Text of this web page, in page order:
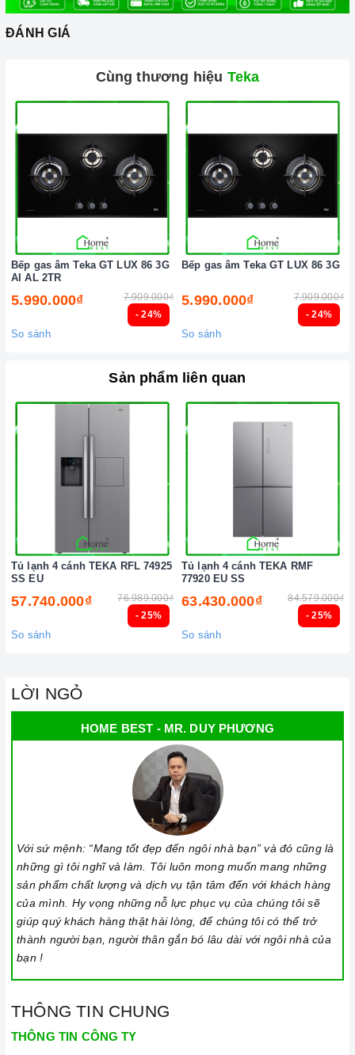
công việc lại còn chăm sóc cho bữa ăn của gia đình
Ảnh minh họa
ĐÁNH GIÁ
Cùng thương hiệu Teka
- 24%
Bếp gas âm Teka GT LUX 86 3G
AI AL 2TR
5.990.000₫ 7.909.000₫
So sánh
- 24%
Bếp gas âm Teka GT LUX 86 3G
5.990.000₫ 7.909.000₫
So sánh
Sản phẩm liên quan
- 25%
Tủ lạnh 4 cánh TEKA RFL 74925
SS EU
57.740.000₫ 76.989.000₫
So sánh
- 25%
Tủ lạnh 4 cánh TEKA RMF
77920 EU SS
63.430.000₫ 84.579.000₫
So sánh
LỜI NGỎ
HOME BEST - MR. DUY PHƯƠNG
Với sứ mệnh: “Mang tốt đẹp đến ngôi nhà bạn” và đó cũng là
những gì tôi nghĩ và làm. Tôi luôn mong muốn mang những
sản phẩm chất lượng và dịch vụ tận tâm đến với khách hàng
của mình. Hy vọng những nỗ lực phục vụ của chúng tôi sẽ
giúp quý khách hàng thật hài lòng, để chúng tôi có thể trở
thành người bạn, người thân gắn bó lâu dài với ngôi nhà của
bạn !
THÔNG TIN CHUNG
THÔNG TIN CÔNG TY